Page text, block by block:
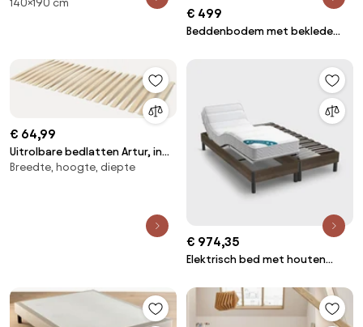
zichtbare latten
140×190 cm
€ 499
Beddenbodem met beklede
€ 64,99
Uitrolbare bedlatten Artur, in
diverse maten
Breedte, hoogte, diepte
€ 974,35
Elektrisch bed met houten